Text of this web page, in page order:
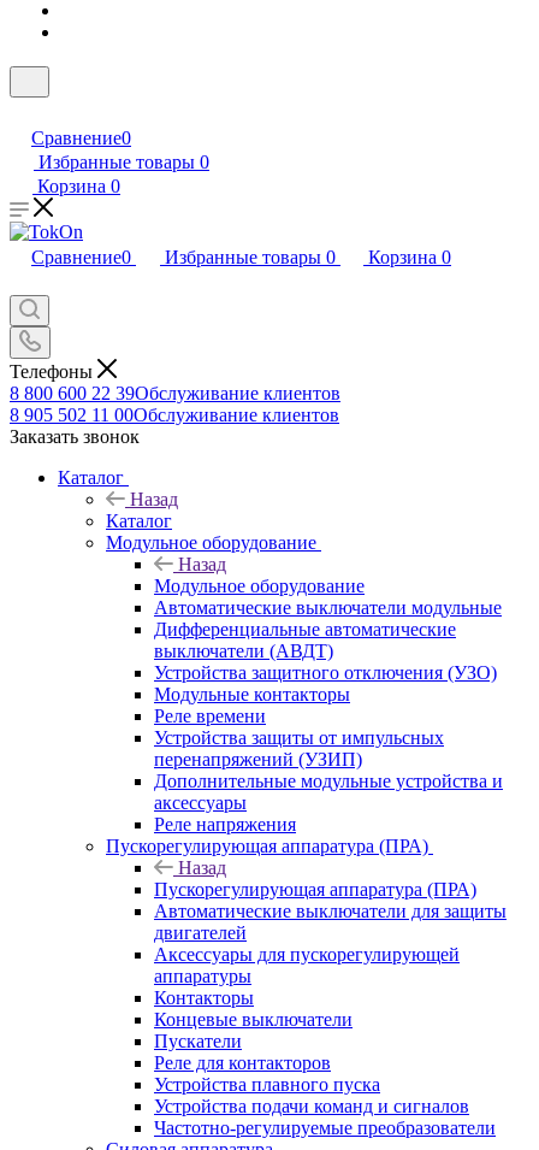
Сравнение0
Избранные товары 0
Корзина 0
Сравнение0 Избранные товары 0 Корзина 0
Телефоны
8 800 600 22 39Обслуживание клиентов
8 905 502 11 00Обслуживание клиентов
Заказать звонок
Каталог
Назад
Каталог
Модульное оборудование
Назад
Модульное оборудование
Автоматические выключатели модульные
Дифференциальные автоматические
выключатели (АВДТ)
Устройства защитного отключения (УЗО)
Модульные контакторы
Реле времени
Устройства защиты от импульсных
перенапряжений (УЗИП)
Дополнительные модульные устройства и
аксессуары
Реле напряжения
Пускорегулирующая аппаратура (ПРА)
Назад
Пускорегулирующая аппаратура (ПРА)
Автоматические выключатели для защиты
двигателей
Аксессуары для пускорегулирующей
аппаратуры
Контакторы
Концевые выключатели
Пускатели
Реле для контакторов
Устройства плавного пуска
Устройства подачи команд и сигналов
Частотно-регулируемые преобразователи